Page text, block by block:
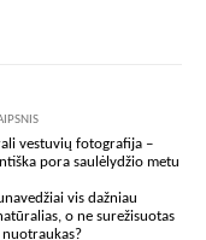
vis dažniau
o ne surežisuotas